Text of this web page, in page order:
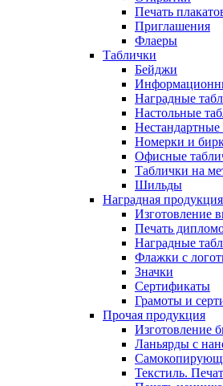
Печать
Приглашения
Флаеры
Таблички
Бейджи
Наградные
Настольные
Нестандартные
Номерки и
Офисные
Таблички на
Шильды
Наградная продукция
Изготовление
Печать
Наградные
Флажки с
Значки
Сертификаты
Грамоты и
Прочая продукция
Изготовление
Ланьярды с
Текстиль.